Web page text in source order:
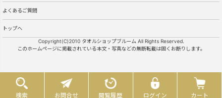
よくあるご質問
トップへ
Copyright(C)2010 タオルショップブルーム All Rights Reserved.
このホームページに掲載されている本文・写真などの無断転載は固くお断りします。
検索 お問合せ 閲覧履歴 ログイン カート